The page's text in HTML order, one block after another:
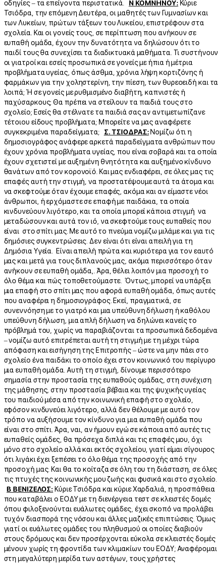
οδηγίες – τα επείγοντα περιστατικά. Ν ΚΟΜΝΗΝΟΥ: Κύριε
Τσιόδρα, την επόμενη Δευτέρα, οι μαθητές των Γυμνασίων και
των Λυκείων, πρώτων τάξεων του Λυκείου, επιστρέφουν στα
σχολεία. Και οι γονείς τους, σε περίπτωση που ανήκουν σε
ευπαθή ομάδα, έχουν την δυνατότητα να δηλώσουν ότι το
παιδί τους θα συνεχίσει τα διαδικτυακά μαθήματα. Τι συστήνουν
οι γιατροί και εσείς προσωπικά σε γονείς με ήπια ή μέτρια
προβλήματα υγείας, όπως άσθμα, χρόνια λήψη κορτιζόνης ή
φαρμάκων για την χοληστερίνη, την πίεση, των θυρεοειδή και τα
λοιπά; Ή σε γονείς με ρυθμισμένο διαβήτη, καπνιστές ή
παχύσαρκους; Θα πρέπει να στείλουν τα παιδιά τους στο
σχολείο; Εσείς θα στέλνατε τα παιδιά σας αν αντιμετωπίζανε
τέτοιου είδους προβλήματα; Μπορείτε να μας αναφέρετε
συγκεκριμένα παραδείγματα; Σ. ΤΣΙΟΔΡΑΣ: Νομίζω ότι η
δημοσιογράφος ανάφερε αρκετά παραδείγματα ανθρώπων που
έχουν χρόνια προβλήματα υγείας, που είναι σοβαρά και τα οποία
έχουν σχετιστεί με αυξημένη θνητότητα και αυξημένο κίνδυνο
θανάτων από τον κορονοϊό. Και μας ενδιαφέρει, σε όλες μας τις
επαφές αυτή την στιγμή, να προστατέψουμε αυτά τα άτομα και
να σκεφτούμε όταν έχουμε επαφές, ακόμα και αν είμαστε νέοι
άνθρωποι, ή ερχόμαστε σε επαφή με παιδάκια, τα οποία
κινδυνεύουν λιγότερο, και τα οποία μπορεί κάποια στιγμή να
μεταδώσουν και αυτά τον ιό, να σκεφτούμε τους ευπαθείς που
είναι στο σπίτι μας. Με αυτό το πνεύμα νομίζω μιλάμε και για τις
δημόσιες συγκεντρώσεις. Δεν είναι ότι είναι απειλή για τη
Δημόσια Υγεία. Είναι απειλή πρώτα και κυριότερα για τον εαυτό
μας και μετά για τους διπλανούς μας, ακόμα περισσότερο όταν
ανήκουν σε ευπαθή ομάδα,. Άρα, θέλει λοιπόν μια προσοχή το
όλο θέμα και πώς τοποθετούμαστε. Όντως, μπορεί να υπάρξει
μια επαφή στο σπίτι μας που αφορά ευπαθή ομάδα, όπως αυτές
που αναφέρει η δημοσιογράφος. Εκεί, πραγματικά, σε
συνεννόηση με το γιατρό και μια υπεύθυνη δήλωση ή καθόλου
υπεύθυνη δήλωση, μια απλή δήλωση να δηλώνει κανείς το
πρόβλημά του, χωρίς να παραβιάζονται τα προσωπικά δεδομένα
– νομίζω αυτό επιτρέπεται αυτή τη στιγμή με τη μέχρι τώρα
απόφαση και εισήγηση της Επιτροπής – ώστε να μην πάει στο
σχολείο ένα παιδάκι το οποίο έχει στον κοινωνικό του περίγυρο
μια ευπαθή ομάδα. Αυτή τη στιγμή, δίνουμε περισσότερο
σημασία στην προστασία της ευπαθούς ομάδας, στη συνέχιση
της μάθησης, στην προστασία βέβαια και της ψυχικής υγείας
του παιδιού μέσα από την κοινωνική επαφή στο σχολείο,
εφόσον κινδυνεύει λιγότερο, αλλά δεν θέλουμε με αυτό τον
τρόπο να αυξήσουμε τον κίνδυνο για μια ευπαθή ομάδα που
είναι στο σπίτι. Άρα, ναι, αν ήμουν εγώ σε κάποια από αυτές τις
ευπαθείς ομάδες, θα πρόσεχα διπλά και τις επαφές μου, όχι
μόνο στο σχολείο αλλά και εκτός σχολείου, γιατί είμαι σίγουρος
ότι λιγάκι έχει ξεπέσει το όλο θέμα της προσοχής από την
προσοχή μας. Και θα το κοίταζα σε όλη του τη διάσταση, σε όλες
τις πτυχές της κοινωνικής μου ζωής και φυσικά και στο σχολείο.
Β ΒΕΝΙΖΕΛΟΣ: Κύριε Τσιόδρα και κύριε Χαρδαλιά, η προσπάθεια
που καταβάλει ο ΕΟΔΥ με τη διενέργεια τεστ σε κλειστές δομές
όπου φιλοξενούνται ευάλωτες ομάδες, έχει σκοπό να προλάβει
τυχόν διασπορά της νόσου και άλλες μαζικές επιπτώσεις. Όμως
γιατί οι ευάλωτες ομάδες του πληθυσμού οι οποίες διαβιούν
στους δρόμους και δεν προσέρχονται εύκολα σε κλειστές δομές
μένουν χωρίς τη φροντίδα των κλιμακίων του ΕΟΔΥ; Αναφέρομαι
στη μεγαλύτερη μερίδα των αστέγων, τους χρήστες